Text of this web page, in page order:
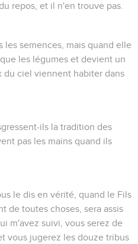
repos, et il n'en trouve pas.
les semences, mais quand elle
les légumes et devient un
du ciel viennent habiter dans
ils la tradition des
pas les mains quand ils
le dis en vérité, quand le Fils
de toutes choses, sera assis
m'avez suivi, vous serez de
vous jugerez les douze tribus